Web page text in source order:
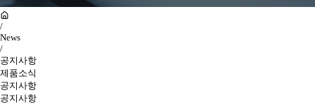
/
News
/
공지사항
제품소식
공지사항
공지사항